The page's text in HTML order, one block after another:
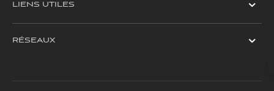
LIENS UTILES
RÉSEAUX